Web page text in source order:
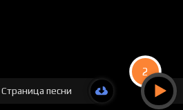
Страница песни
2